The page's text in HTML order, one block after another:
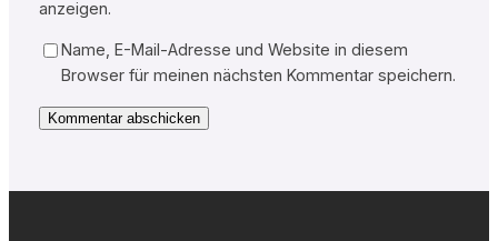
anzeigen.
Name, E-Mail-Adresse und Website in diesem
Browser für meinen nächsten Kommentar speichern.